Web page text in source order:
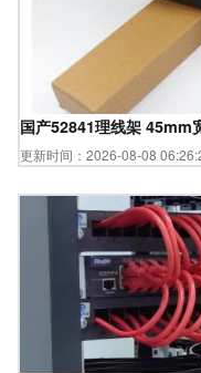
国产52841理线架 45mm
更新时间：2026-08-08